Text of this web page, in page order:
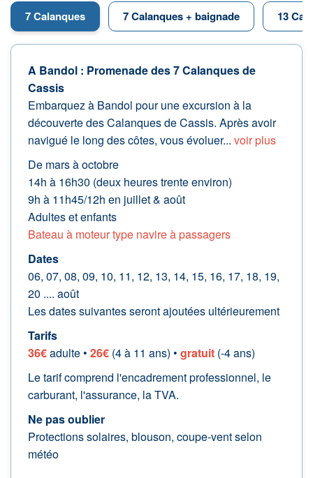
7 Calanques 7 Calanques + baignade 13
A Bandol : Promenade des 7 Calanques de
Cassis
Embarquez à Bandol pour une excursion à la
découverte des Calanques de Cassis. Après avoir
navigué le long des côtes, vous évoluer... voir plus
De mars à octobre
14h à 16h30 (deux heures trente environ)
9h à 11h45/12h en juillet & août
Adultes et enfants
Bateau à moteur type navire à passagers
Dates
06, 07, 08, 09, 10, 11, 12, 13, 14, 15, 16, 17, 18, 19,
20 .... août
Les dates suivantes seront ajoutées ultérieurement
Tarifs
36€adulte • 26€ (4 à 11 ans) • gratuit (-4 ans)
Le tarif comprend l'encadrement professionnel, le
carburant, l'assurance, la TVA.
Ne pas oublier
Protections solaires, blouson, coupe-vent selon
météo